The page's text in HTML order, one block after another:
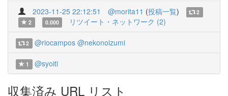
2023-11-25 22:12:51 @morita11 (投稿一覧)
2
2
0.000 リツイート・ネットワーク (2)
2 @riocampos @nekonoizumi
1 @syoiti
収集済み URL リスト